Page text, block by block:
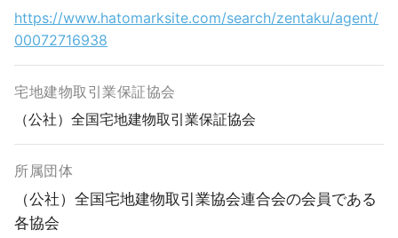
https://www.hatomarksite.com/search/zentaku/agent/
00072716938
宅地建物取引業保証協会
（公社）全国宅地建物取引業保証協会
所属団体
（公社）全国宅地建物取引業協会連合会の会員である
各協会